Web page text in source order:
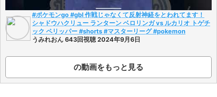
#ポケモンgo #gbl 作戦じゃなくて反射神経をとわれてます！
シャドウハクリュー ランターン ベロリンガ vs ルカリオ トゲチ
ック ペリッパー #shorts #マスターリーグ #pokemon
うみれおん 643回視聴 2024年9月6日
の動画をもっと見る